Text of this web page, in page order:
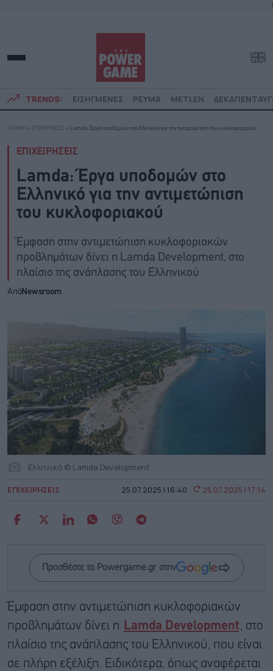
TRENDS: ΕΙΣΗΓΜΕΝΕΣ ΡΕΥΜΑ METLEN
ΑΡΧΙΚΗ » ΕΠΙΧΕΙΡΗΣΕΙΣ » Lamda: Έργα υποδομών στο Ελληνικό για την αντιμετώπιση του κυκλοφοριακού
ΕΠΙΧΕΙΡΗΣΕΙΣ
Lamda: Έργα υποδομών στο
Ελληνικό για την αντιμετώπιση
του κυκλοφοριακού
Έμφαση στην αντιμετώπιση κυκλοφοριακών
προβλημάτων δίνει η Lamda Development, στο
πλαίσιο της ανάπλασης του Ελληνικού
ΑπόNewsroom
Ελληνικό © Lamda Development
ΕΠΙΧΕΙΡΗΣΕΙΣ 25.07.2025 | 16:40 25.07.2025 | 17:14
Προσθέστε το Powergame.gr στην
Έμφαση στην αντιμετώπιση κυκλοφοριακών
προβλημάτων δίνει η
Lamda Development, στο
πλαίσιο της ανάπλασης του Ελληνικού, που είναι
σε πλήρη εξέλιξη. Ειδικότερα, όπως αναφέρεται